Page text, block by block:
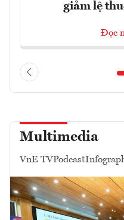
giảm lệ
Đọc
Multimedia
VnE TVPodcast